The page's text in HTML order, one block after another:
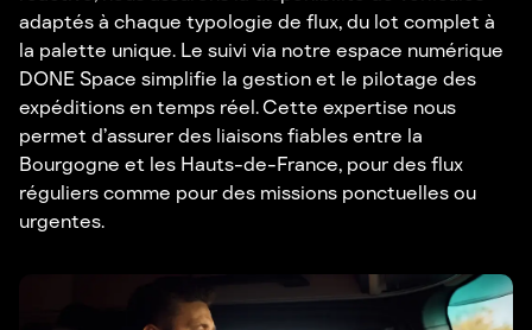
adaptés à chaque typologie de flux, du lot complet à
la palette unique. Le suivi via notre espace numérique
DONE Space simplifie la gestion et le pilotage des
expéditions en temps réel. Cette expertise nous
permet d’assurer des liaisons fiables entre la
Bourgogne et les Hauts-de-France, pour des flux
réguliers comme pour des missions ponctuelles ou
urgentes.